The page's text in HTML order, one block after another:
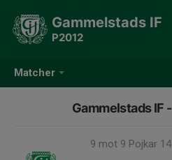
Matcher
Gammelstads IF
P2012
Gammelstads IF -
9 mot 9 Pojkar